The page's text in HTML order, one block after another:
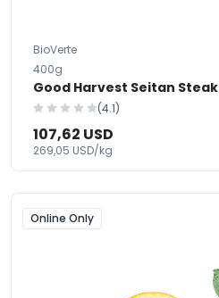
BioVerte
400g
Good Harvest Seitan Steak
(4.1)
107,62 USD
269,05 USD/kg
Online Only